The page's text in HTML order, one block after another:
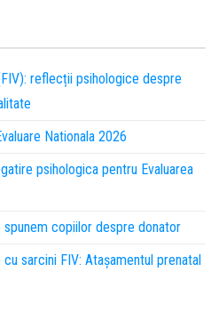
reflecții psihologice despre
Nationala 2026
psihologica pentru Evaluarea
copiilor despre donator
sarcini FIV: Atașamentul prenatal